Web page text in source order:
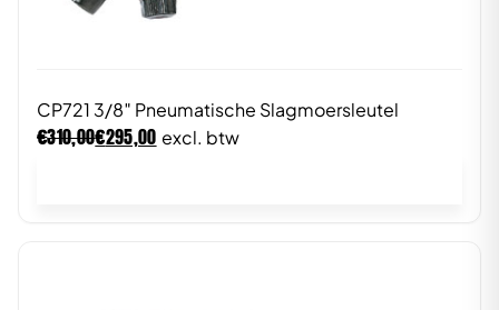
CP721 3/8″ Pneumatische Slagmoersleutel
€310,00€295,00 excl. btw